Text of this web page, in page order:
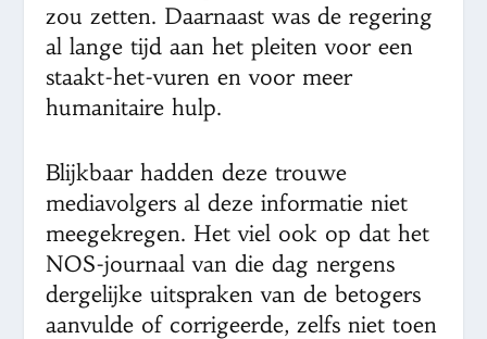
zou zetten. Daarnaast was de regering
al lange tijd aan het pleiten voor een
staakt-het-vuren en voor meer
humanitaire hulp.
Blijkbaar hadden deze trouwe
mediavolgers al deze informatie niet
meegekregen. Het viel ook op dat het
NOS-journaal van die dag nergens
dergelijke uitspraken van de betogers
aanvulde of corrigeerde, zelfs niet toen